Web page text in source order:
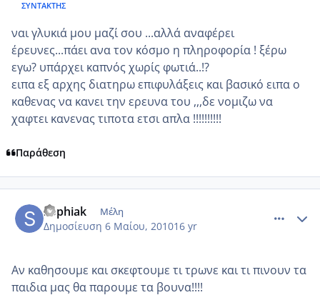
ΣΥΝΤΆΚΤΗΣ
ναι γλυκιά μου μαζί σου ...αλλά αναφέρει
έρευνες...πάει ανα τον κόσμο η πληροφορία ! ξέρω
εγω? υπάρχει καπνός χωρίς φωτιά..!?
ειπα εξ αρχης διατηρω επιφυλάξεις και βασικό ειπα ο
καθενας να κανει την ερευνα του ,,,δε νομιζω να
χαφτει κανενας τιποτα ετσι απλα !!!!!!!!!!
Παράθεση
sophiak Μέλη
Δημοσίευση 6 Μαίου, 201016 yr
Αν καθησουμε και σκεφτουμε τι τρωνε και τι πινουν τα
παιδια μας θα παρουμε τα βουνα!!!!